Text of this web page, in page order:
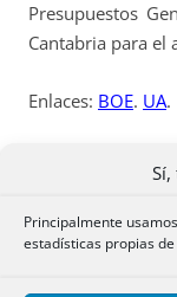
Principalmente
estadísticas propias
Presupuestos
Cantabria para el
Enlaces: BOE. UA.
CANTABRIA.
Medidas